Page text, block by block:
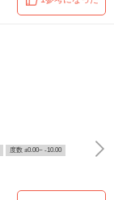
度数 ±0.00~ -10.00